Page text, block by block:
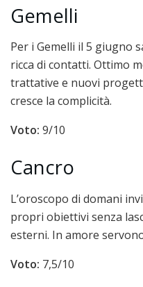
Gemelli
Per i Gemelli il 5 giugno
ricca di contatti. Ottimo
trattative e nuovi
cresce la complicità.
Voto: 9/10
Cancro
L’oroscopo di domani
propri obiettivi senza
esterni. In amore
Voto: 7,5/10